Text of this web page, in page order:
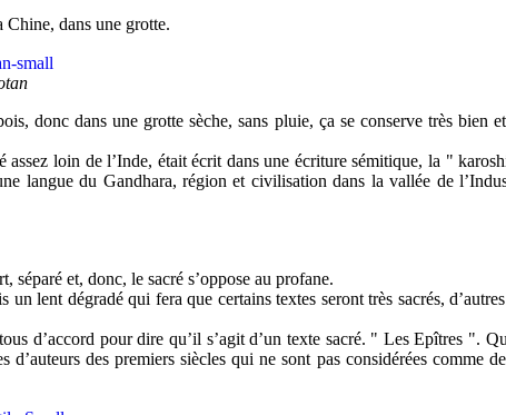
Chine, dans une grotte.
donc dans une grotte sèche, sans pluie, ça se conserve très bien
loin de l’Inde, était écrit dans une écriture sémitique, la "
langue du Gandhara, région et civilisation dans la vallée de
et, donc, le sacré s’oppose au profane.
lent dégradé qui fera que certains textes seront très sacrés,
d’accord pour dire qu’il s’agit d’un texte sacré. " Les Epîtres ".
des premiers siècles qui ne sont pas considérées comme